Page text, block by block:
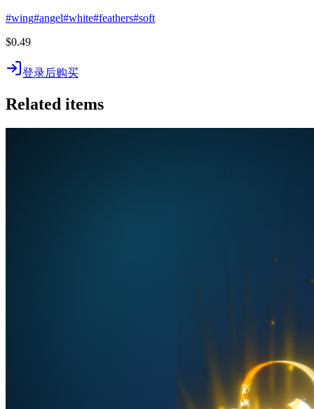
#wing#angel#white#feathers#soft
$0.49
登录后购买
Related items